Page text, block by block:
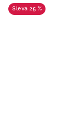
25 %